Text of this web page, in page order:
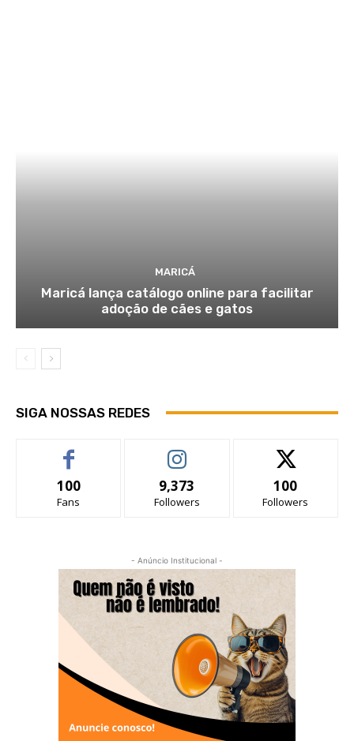
MARICÁ
Maricá lança catálogo online para facilitar
adoção de cães e gatos
SIGA NOSSAS REDES
100
Fans
9,373
Followers
100
Followers
- Anúncio Institucional -